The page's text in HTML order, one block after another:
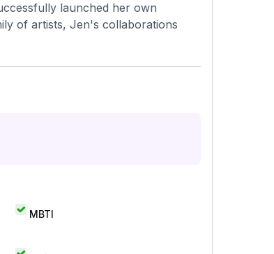
launched her own
of artists, Jen's collaborations
MBTI